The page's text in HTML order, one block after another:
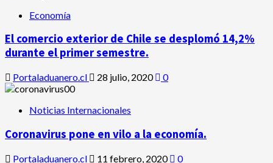
Economía
El comercio exterior de Chile se desplomó 14,2%
durante el primer semestre.
Portaladuanero.cl 28 julio, 2020 0
Noticias Internacionales
Coronavirus pone en vilo a la economía.
Portaladuanero.cl 11 febrero, 2020 0